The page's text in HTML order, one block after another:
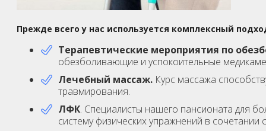
Прежде всего у нас используется комплексный
Терапевтические мероприятия по
обезболивающие и успокоительные
Лечебный массаж. Курс массажа
травмирования.
ЛФК. Специалисты нашего пансионата для
систему физических упражнений в сочетании